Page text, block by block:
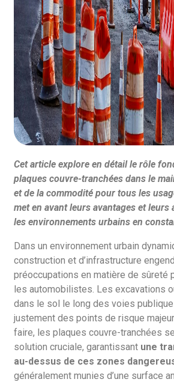
Cet article explore en détail le rôle
plaques couvre-tranchées dans le
et de la commodité pour tous les
met en avant leurs avantages et leurs
les environnements urbains en
Dans un environnement urbain
construction et d’infrastructure
préoccupations en matière de sûreté
les automobilistes. Les excavations
dans le sol le long des voies
justement des points de risque
faire, les plaques couvre-tranchées
solution cruciale, garantissant une
au-dessus de ces zones
généralement munies d’une surface